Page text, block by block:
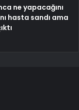
ne yapacağını
hasta sandı ama